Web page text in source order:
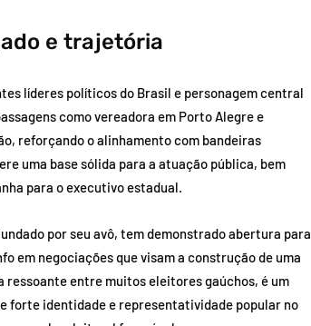
e trajetória
líderes políticos do Brasil e personagem central
como vereadora em Porto Alegre e
reforçando o alinhamento com bandeiras
uma base sólida para a atuação pública, bem
para o executivo estadual.
por seu avô, tem demonstrado abertura para
em negociações que visam a construção de uma
entre muitos eleitores gaúchos, é um
forte identidade e representatividade popular no